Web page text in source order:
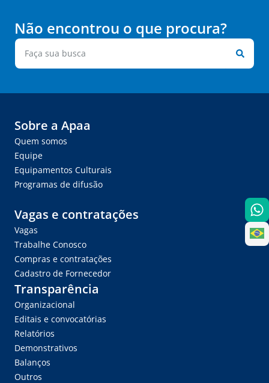
Não encontrou o que procura?
Sobre a Apaa
Quem somos
Equipe
Equipamentos Culturais
Programas de difusão
Vagas e contratações
Vagas
Trabalhe Conosco
Compras e contratações
Cadastro de Fornecedor
Transparência
Organizacional
Editais e convocatórias
Relatórios
Demonstrativos
Balanços
Outros